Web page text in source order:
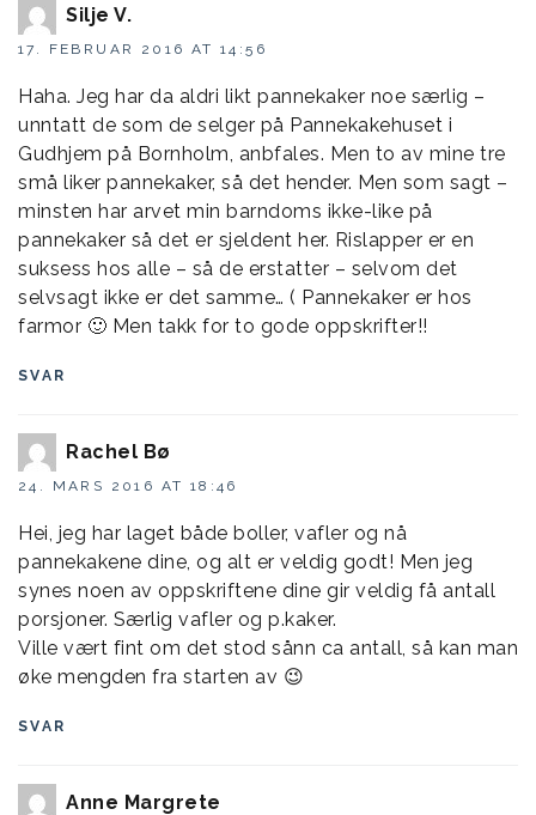
Silje V.
17. FEBRUAR 2016 AT 14:56
Haha. Jeg har da aldri likt pannekaker noe særlig –
unntatt de som de selger på Pannekakehuset i
Gudhjem på Bornholm, anbfales. Men to av mine tre
små liker pannekaker, så det hender. Men som sagt –
minsten har arvet min barndoms ikke-like på
pannekaker så det er sjeldent her. Rislapper er en
suksess hos alle – så de erstatter – selvom det
selvsagt ikke er det samme… ( Pannekaker er hos
farmor 🙂 Men takk for to gode oppskrifter!!
SVAR
Rachel Bø
24. MARS 2016 AT 18:46
Hei, jeg har laget både boller, vafler og nå
pannekakene dine, og alt er veldig godt! Men jeg
synes noen av oppskriftene dine gir veldig få antall
porsjoner. Særlig vafler og p.kaker.
Ville vært fint om det stod sånn ca antall, så kan man
øke mengden fra starten av 😉
SVAR
Anne Margrete